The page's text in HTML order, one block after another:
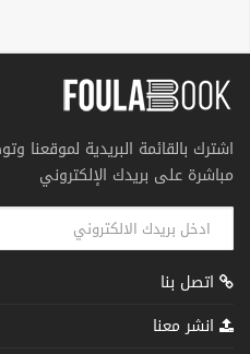
اشترك بالقائمة البريدية لموقعنا
مباشرة على بريدك الإلكتروني
اتصل بنا
انشر معنا